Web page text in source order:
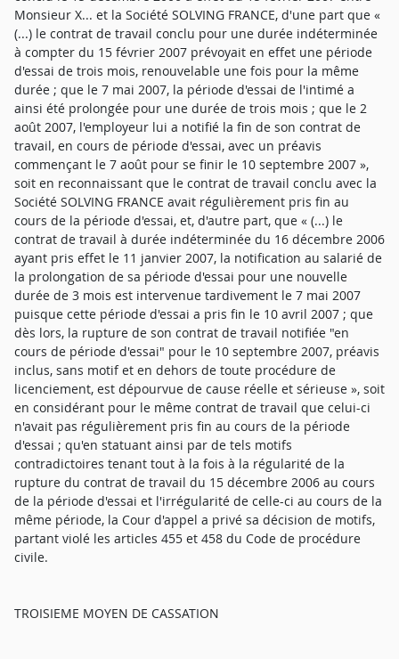
Monsieur X... et la Société SOLVING FRANCE, d'une part que «
(...) le contrat de travail conclu pour une durée indéterminée
à compter du 15 février 2007 prévoyait en effet une période
d'essai de trois mois, renouvelable une fois pour la même
durée ; que le 7 mai 2007, la période d'essai de l'intimé a
ainsi été prolongée pour une durée de trois mois ; que le 2
août 2007, l'employeur lui a notifié la fin de son contrat de
travail, en cours de période d'essai, avec un préavis
commençant le 7 août pour se finir le 10 septembre 2007 »,
soit en reconnaissant que le contrat de travail conclu avec la
Société SOLVING FRANCE avait régulièrement pris fin au
cours de la période d'essai, et, d'autre part, que « (...) le
contrat de travail à durée indéterminée du 16 décembre 2006
ayant pris effet le 11 janvier 2007, la notification au salarié de
la prolongation de sa période d'essai pour une nouvelle
durée de 3 mois est intervenue tardivement le 7 mai 2007
puisque cette période d'essai a pris fin le 10 avril 2007 ; que
dès lors, la rupture de son contrat de travail notifiée "en
cours de période d'essai" pour le 10 septembre 2007, préavis
inclus, sans motif et en dehors de toute procédure de
licenciement, est dépourvue de cause réelle et sérieuse », soit
en considérant pour le même contrat de travail que celui-ci
n'avait pas régulièrement pris fin au cours de la période
d'essai ; qu'en statuant ainsi par de tels motifs
contradictoires tenant tout à la fois à la régularité de la
rupture du contrat de travail du 15 décembre 2006 au cours
de la période d'essai et l'irrégularité de celle-ci au cours de la
même période, la Cour d'appel a privé sa décision de motifs,
partant violé les articles 455 et 458 du Code de procédure
civile.
TROISIEME MOYEN DE CASSATION